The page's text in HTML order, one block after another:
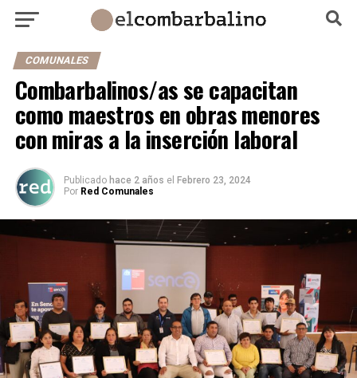
COMUNALES
Combarbalinos/as se capacitan
como maestros en obras menores
con miras a la inserción laboral
Publicado hace 2 años el Febrero 23, 2024
Por Red Comunales